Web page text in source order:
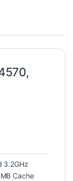
3.2GHz
Cache